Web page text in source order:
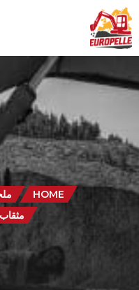
HOME